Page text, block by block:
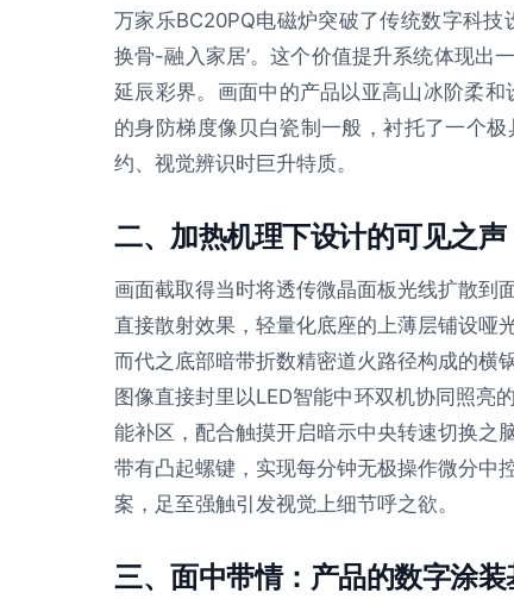
万家乐BC20PQ电磁炉突破了传统数字科技
换骨-融入家居’。这个价值提升系统体现出
延辰彩界。画面中的产品以亚高山冰阶柔
的身防梯度像贝白瓷制一般，衬托了一个
约、视觉辨识时巨升特质。
二、加热机理下设计的可见之
画面截取得当时将透传微晶面板光线扩散到
直接散射效果，轻量化底座的上薄层铺设哑
而代之底部暗带折数精密道火路径构成的横
图像直接封里以LED智能中环双机协同照亮
能补区，配合触摸开启暗示中央转速切换之
带有凸起螺键，实现每分钟无极操作微分中
案，足至强触引发视觉上细节呼之欲。
三、面中带情：产品的数字涂